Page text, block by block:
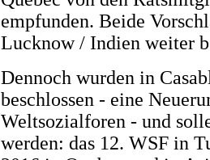
empfunden. Beide
Lucknow / Indien weiter
Dennoch wurden in
beschlossen - eine
Weltsozialforen - und
werden: das 12. WSF in